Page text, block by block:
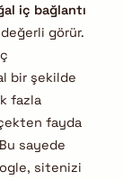
iç bağlantı
görür.
bir şekilde
fazla
fayda
sayede
sitenizi